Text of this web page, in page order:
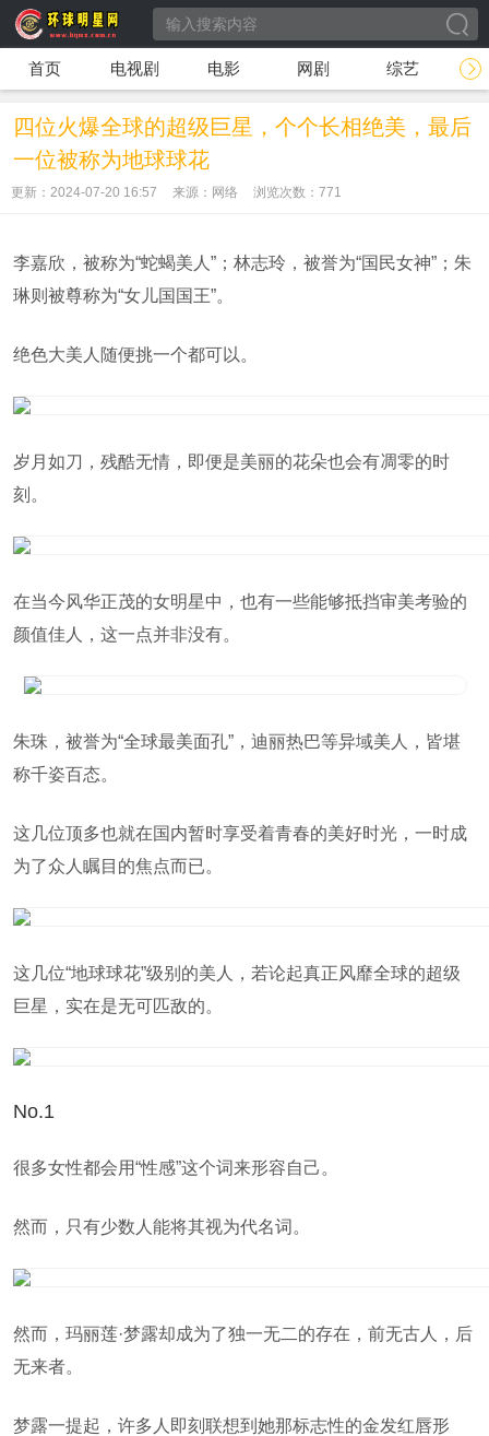
首页 电视剧 电影 网剧 综艺
四位火爆全球的超级巨星，个个长相绝美，最后
一位被称为地球球花
更新：2024-07-20 16:57 来源：网络 浏览次数： 771
李嘉欣，被称为“蛇蝎美人”；林志玲，被誉为“国民女神”；朱
琳则被尊称为“女儿国国王”。
绝色大美人随便挑一个都可以。
岁月如刀，残酷无情，即便是美丽的花朵也会有凋零的时
刻。
在当今风华正茂的女明星中，也有一些能够抵挡审美考验的
颜值佳人，这一点并非没有。
朱珠，被誉为“全球最美面孔”，迪丽热巴等异域美人，皆堪
称千姿百态。
这几位顶多也就在国内暂时享受着青春的美好时光，一时成
为了众人瞩目的焦点而已。
这几位“地球球花”级别的美人，若论起真正风靡全球的超级
巨星，实在是无可匹敌的。
No.1
很多女性都会用“性感”这个词来形容自己。
然而，只有少数人能将其视为代名词。
然而，玛丽莲·梦露却成为了独一无二的存在，前无古人，后
无来者。
梦露一提起，许多人即刻联想到她那标志性的金发红唇形